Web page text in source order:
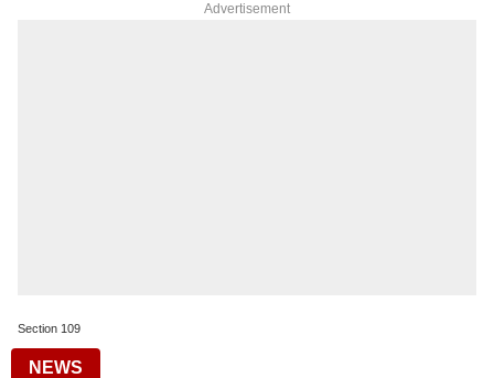
Advertisement
Section 109
NEWS